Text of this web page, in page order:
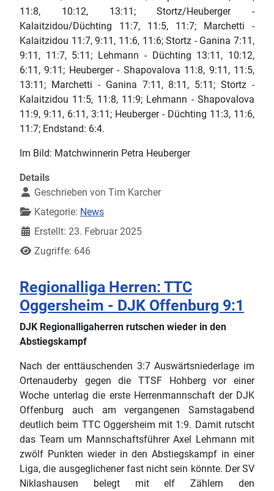
11:8, 10:12, 13:11; Stortz/Heuberger -
Kalaitzidou/Düchting 11:7, 11:5, 11:7; Marchetti -
Kalaitzidou 11:7, 9:11, 11:6, 11:6; Stortz - Ganina 7:11,
9:11, 11:7, 5:11; Lehmann - Düchting 13:11, 10:12,
6:11, 9:11; Heuberger - Shapovalova 11:8, 9:11, 11:5,
13:11; Marchetti - Ganina 7:11, 8:11, 5:11; Stortz -
Kalaitzidou 11:5, 11:8, 11:9; Lehmann - Shapovalova
11:9, 9:11, 6:11, 3:11; Heuberger - Düchting 11:3, 11:6,
11:7; Endstand: 6:4.
Im Bild: Matchwinnerin Petra Heuberger
Details
Geschrieben von Tim Karcher
Kategorie: News
Erstellt: 23. Februar 2025
Zugriffe: 646
Regionalliga Herren: TTC
Oggersheim - DJK Offenburg 9:1
DJK Regionalligaherren rutschen wieder in den
Abstiegskampf
Nach der enttäuschenden 3:7 Auswärtsniederlage im
Ortenauderby gegen die TTSF Hohberg vor einer
Woche unterlag die erste Herrenmannschaft der DJK
Offenburg auch am vergangenen Samstagabend
deutlich beim TTC Oggersheim mit 1:9. Damit rutscht
das Team um Mannschaftsführer Axel Lehmann mit
zwölf Punkten wieder in den Abstiegskampf in einer
Liga, die ausgeglichener fast nicht sein könnte. Der SV
Niklashausen belegt mit elf Zählern den